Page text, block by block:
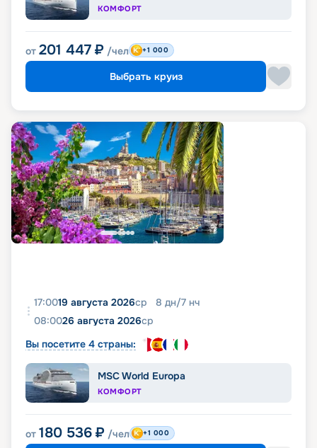
КОМФОРТ
от 201 447 ₽ /чел +1 000
Выбрать круиз
17:0019 августа 2026ср 8 дн/7 нч
08:0026 августа 2026ср
Вы посетите 4 страны:
MSC World Europa
КОМФОРТ
от 180 536 ₽ /чел +1 000